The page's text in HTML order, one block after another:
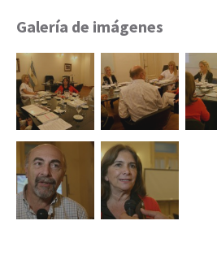
Galería de imágenes